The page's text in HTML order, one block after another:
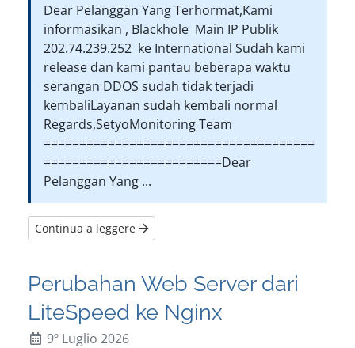
Dear Pelanggan Yang Terhormat,Kami
informasikan , Blackhole Main IP Publik
202.74.239.252 ke International Sudah kami
release dan kami pantau beberapa waktu
serangan DDOS sudah tidak terjadi
kembaliLayanan sudah kembali normal
Regards,SetyoMonitoring Team
======================================
=========================Dear
Pelanggan Yang ...
Continua a leggere
Perubahan Web Server dari
LiteSpeed ke Nginx
9º Luglio 2026